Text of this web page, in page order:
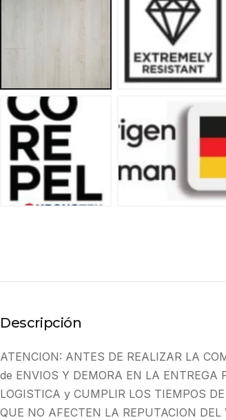
Descripción
ATENCION: ANTES DE REALIZAR LA
de ENVIOS Y DEMORA EN LA ENTREGA
LOGISTICA y CUMPLIR LOS TIEMPOS
QUE NO AFECTEN LA REPUTACION